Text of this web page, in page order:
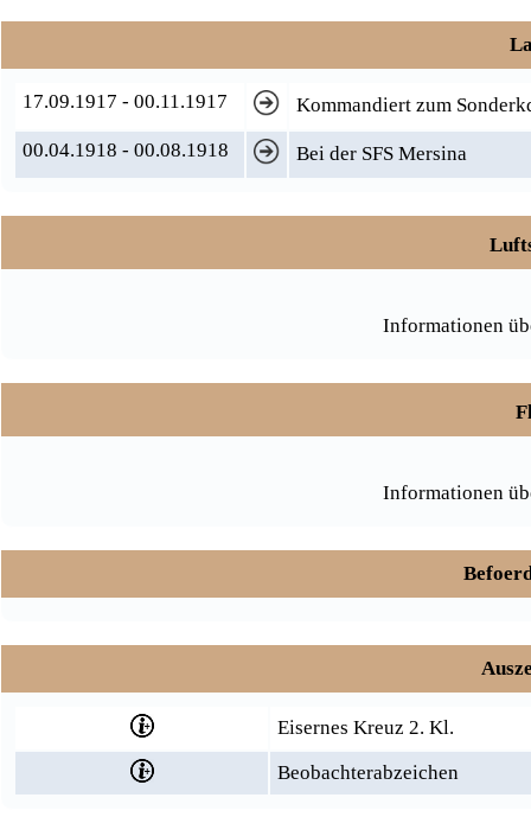
17.09.1917 - 00.11.1917
Kommandiert zum
00.04.1918 - 00.08.1918
Bei der SFS Mersina
Informationen
Informationen
Eisernes Kreuz 2. Kl.
Beobachterabzeichen